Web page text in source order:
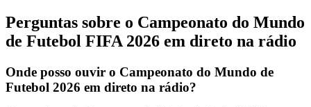
Perguntas sobre o Campeonato do Mundo
de Futebol FIFA 2026 em direto na rádio
Onde posso ouvir o Campeonato do Mundo de
Futebol 2026 em direto na rádio?